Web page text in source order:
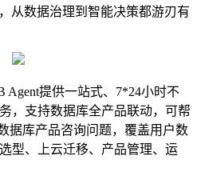
从数据治理到智能决策都游刃有
Agent提供一站式、7*24小时不
，支持数据库全产品联动，可帮
据库产品咨询问题，覆盖用户数
型、上云迁移、产品管理、运